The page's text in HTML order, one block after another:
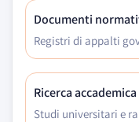
Documenti
Registri di appalti
Ricerca accademica
Studi universitari e